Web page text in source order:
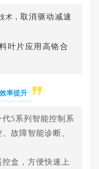
术， 取消驱动减速
叶片应用高铬合
率提升
5系列智能控制系
故障智能诊断、
盒，方便快速上